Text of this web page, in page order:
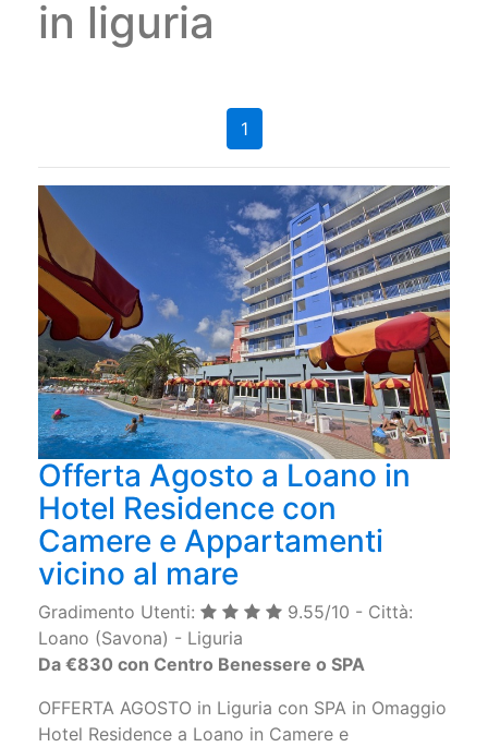
in liguria
1
Offerta Agosto a Loano in
Hotel Residence con
Camere e Appartamenti
vicino al mare
Gradimento Utenti:
9.55/10 - Città:
Loano (Savona) - Liguria
Da €830 con Centro Benessere o SPA
OFFERTA AGOSTO in Liguria con SPA in Omaggio
Hotel Residence a Loano in Camere e